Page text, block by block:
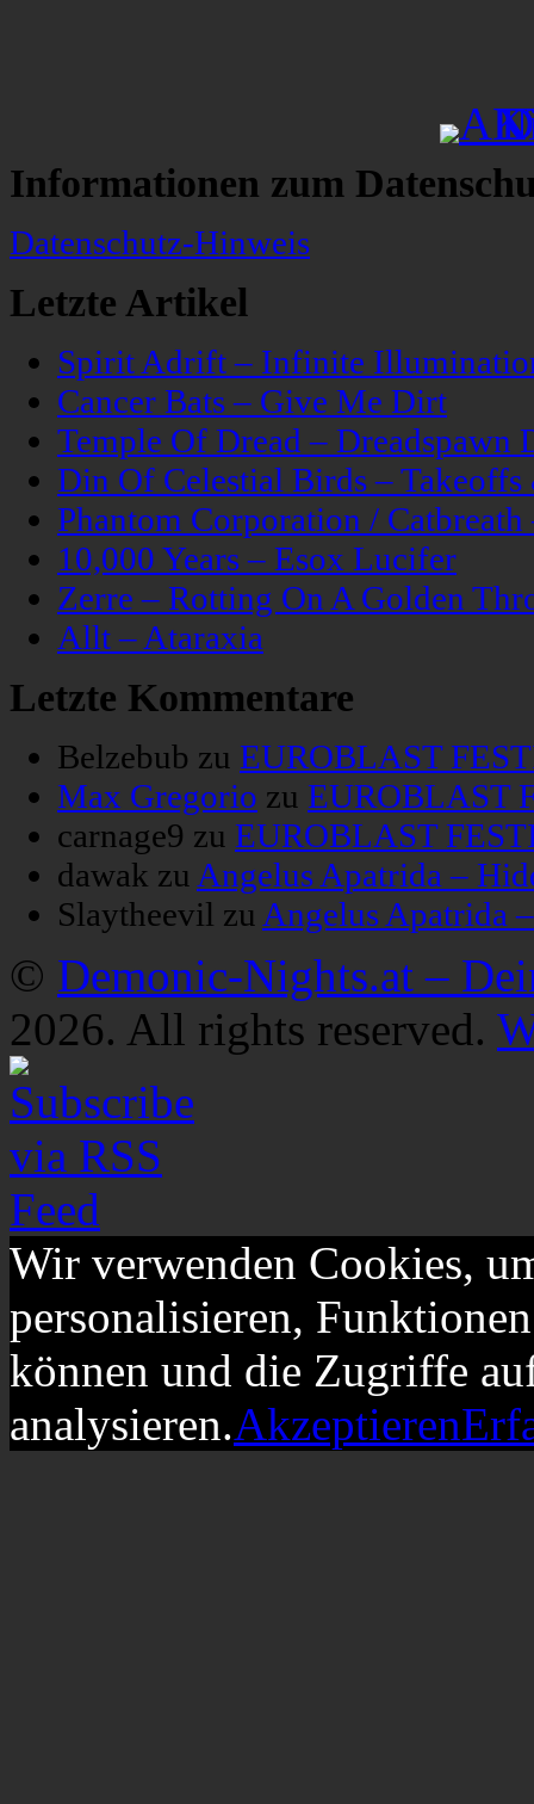
Informationen zum
Datenschutz-Hinweis
Letzte Artikel
Spirit Adrift – Infinite
Cancer Bats – Give Me Dirt
Temple Of Dread – Dreadspawn
Din Of Celestial Birds –
Phantom Corporation /
10,000 Years – Esox Lucifer
Zerre – Rotting On A Golden
Allt – Ataraxia
Letzte Kommentare
Belzebub zu EUROBLAST
Max Gregorio zu EUROBLAST
carnage9 zu EUROBLAST
dawak zu Angelus Apatrida –
Slaytheevil zu Angelus Apatrida
© Demonic-Nights.at –
2026. All rights reserved.
Wir verwenden Cookies,
personalisieren,
können und die Zugriffe
analysieren.Akzeptieren